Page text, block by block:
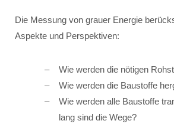
Die Messung von grauer Energie
Aspekte und Perspektiven:
Wie werden die nötigen
Wie werden die Baustoffe
Wie werden alle Baustoffe
lang sind die Wege?